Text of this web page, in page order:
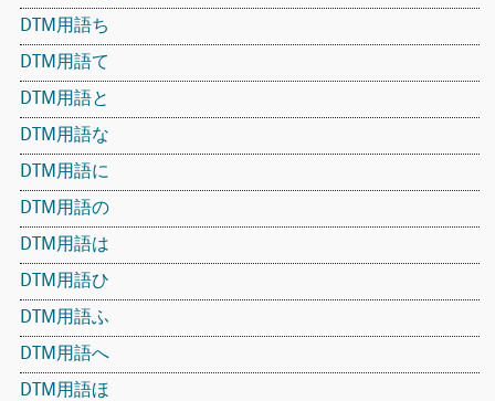
DTM用語ち
DTM用語て
DTM用語と
DTM用語な
DTM用語に
DTM用語の
DTM用語は
DTM用語ひ
DTM用語ふ
DTM用語へ
DTM用語ほ